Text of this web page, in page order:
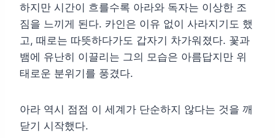
하지만 시간이 흐를수록 아라와 독자는 이상한 조
짐을 느끼게 된다. 카인은 이유 없이 사라지기도 했
고, 때로는 따뜻하다가도 갑자기 차가워졌다. 꽃과
뱀에 유난히 이끌리는 그의 모습은 아름답지만 위
태로운 분위기를 풍겼다.
아라 역시 점점 이 세계가 단순하지 않다는 것을 깨
닫기 시작했다.